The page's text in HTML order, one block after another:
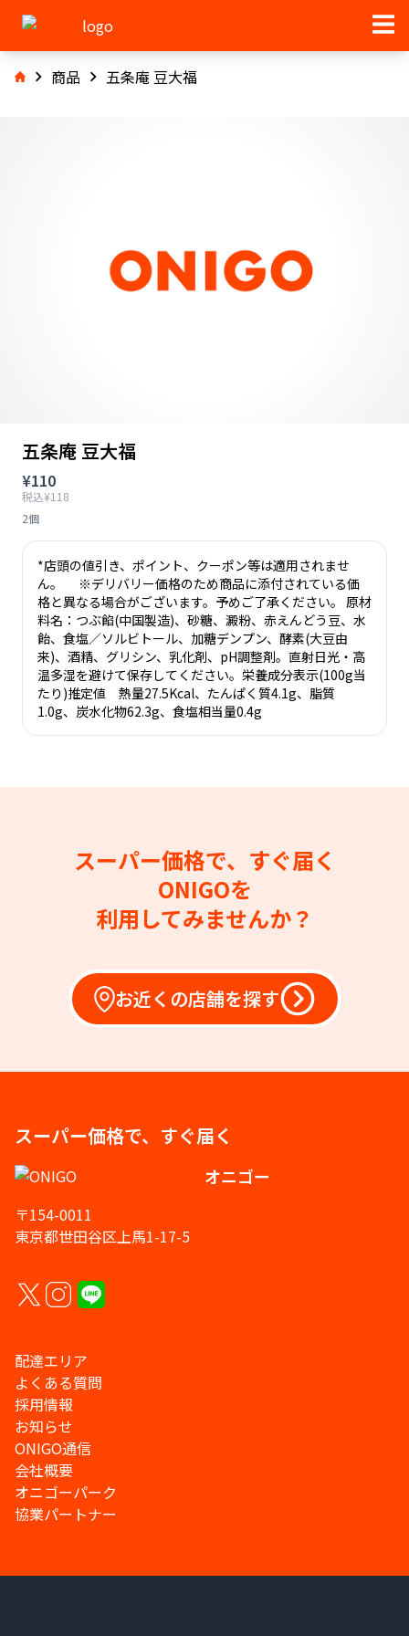
商品 五条庵 豆大福
五条庵 豆大福
¥110
税込¥118
2個
*店頭の値引き、ポイント、クーポン等は適用されませ
ん。 ※デリバリー価格のため商品に添付されている価
格と異なる場合がございます。予めご了承ください。 原材
料名：つぶ餡(中国製造)、砂糖、澱粉、赤えんどう豆、水
飴、食塩／ソルビトール、加糖デンプン、酵素(大豆由
来)、酒精、グリシン、乳化剤、pH調整剤。直射日光・高
温多湿を避けて保存してください。栄養成分表示(100g当
たり)推定値 熱量27.5Kcal、たんぱく質4.1g、脂質
1.0g、炭水化物62.3g、食塩相当量0.4g
スーパー価格で、すぐ届く
ONIGOを
利用してみませんか？
お近くの店舗を探す
スーパー価格で、すぐ届く
オニゴー
〒154-0011
東京都世田谷区上馬1-17-5
配達エリア
よくある質問
採用情報
お知らせ
ONIGO通信
会社概要
オニゴーパーク
協業パートナー